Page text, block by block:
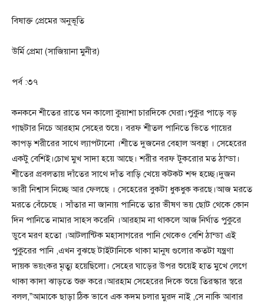
বিষাক্ত প্রেমের অনুভূতি
উর্মি প্রেমা (সাজিয়ানা মুনীর)
পর্ব :৩৭
কনকনে শীতের রাতে ঘন কালো কুয়াশা চারদিকে ঘেরা।পুকুর পাড়ে বড়
গাছটার নিচে আরহাম সেহের শুয়ে। বরফ শীতল পানিতে ভিতে গায়ের
কাপড় শরীরের সাথে ল্যাপটানো ।শীতে দুজনের বেহাল অবস্থা । সেহেরের
একটু বেশিই।চোখ মুখ সাদা হয়ে আছে। শরীর বরফ টুকরোর মত ঠান্ডা।
শীতের প্রবলতায় দাঁতের সাথে দাঁত বাড়ি খেয়ে কটকট শব্দ হচ্ছে।দুজন
ভারী নিশ্বাস নিচ্ছে আর ফেলছে । সেহেরের বুকটা ধুকধুক করছে।আজ মরতে
মরতে বেঁচেছে । সাঁতার না জানায় পানিতে তার ভীষণ ভয় ছোট থেকে কোন
দিন পানিতে নামার সাহস করেনি ।আরহাম না থাকলে আজ নির্ঘাত পুকুরে
ডুবে মরণ হতো ।আটলান্টিক মহাসাগরের পানি থেকেও বেশি ঠান্ডা এই
পুকুরের পানি ,এখন বুঝছে টাইটানিকে থাকা মানুষ গুলোর কতটা যন্ত্রণা
দায়ক ভয়ংকর মৃত্যু হয়েছিলো। সেহের ঘাড়ের উপর শুয়েই হাত মুখে লেগে
থাকা কাদা ঝাড়তে শুরু করে।আরহাম সেহেরের দিকে শুয়ে তিরস্কার স্বরে
বলল,”আমাকে ছাড়া ঠিক ভাবে এক কদম চলার মুরদ নাই ,সে নাকি আবার